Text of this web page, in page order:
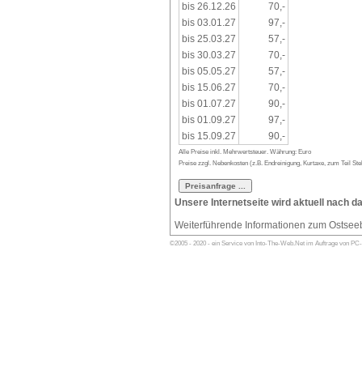
bis 26.12.26
70,-
bis 03.01.27
97,-
bis 25.03.27
57,-
bis 30.03.27
70,-
bis 05.05.27
57,-
bis 15.06.27
70,-
bis 01.07.27
90,-
bis 01.09.27
97,-
bis 15.09.27
90,-
Alle Preise inkl. Mehrwertsteuer. Währung: Euro
Preise zzgl. Nebenkosten (z.B. Endreinigung, Kurtaxe, zum Teil
Unsere Internetseite wird aktuell nach
Weiterführende Informationen zum
©2005 - 2020 - ein Service von Into-The-Web.Net im Auftrage von